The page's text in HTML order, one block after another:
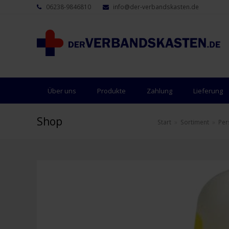
06238-9846810 info@der-verbandskasten.de
Über uns Produkte Zahlung Lieferung
Shop Start Sortiment